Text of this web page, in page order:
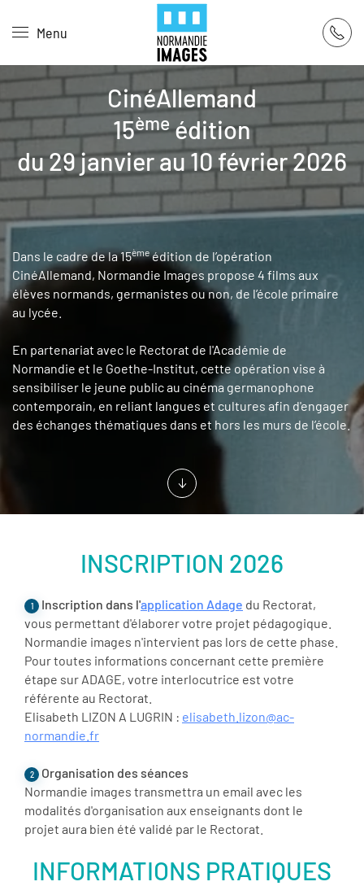
Skip to main content
Menu
CinéAllemand
15èmeédition
du 29 janvier au 10 février 2026
Dans le cadre de la 15èmeédition de l’opération
CinéAllemand, Normandie Images propose 4 films aux
élèves normands, germanistes ou non, de l’école primaire
au lycée.
En partenariat avec le Rectorat de l'Académie de
Normandie et le Goethe-Institut, cette opération vise à
sensibiliser le jeune public au cinéma germanophone
contemporain, en reliant langues et cultures afin d'engager
des échanges thématiques dans et hors les murs de l’école.
INSCRIPTION 2026
1 Inscription dans l'application Adage du Rectorat,
vous permettant d'élaborer votre projet pédagogique.
Normandie images n'intervient pas lors de cette phase.
Pour toutes informations concernant cette première
étape sur ADAGE, votre interlocutrice est votre
référente au Rectorat.
Elisabeth LIZON A LUGRIN : elisabeth.lizon@ac-
normandie.fr
2
Organisation des séances
Normandie images transmettra un email avec les
modalités d'organisation aux enseignants dont le
projet aura bien été validé par le Rectorat.
INFORMATIONS PRATIQUES
Panneau de gestion des cookies